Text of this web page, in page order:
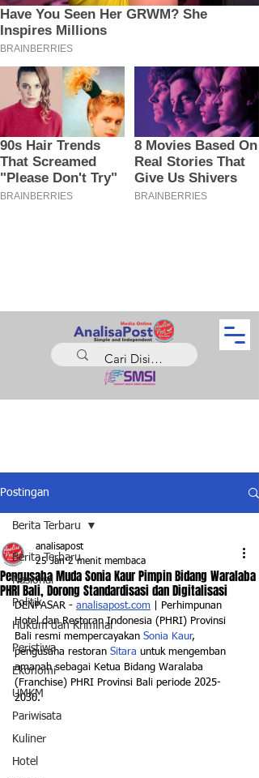
Postingan
Berita Terbaru
Nasional
Politik
Hukum dan Kriminal
Peristiwa
Ekonomi
UMKM
Pariwisata
Kuliner
Hotel
Berita Terbaru
Pengusaha Muda Sonia Kaur Pimpin Bidang Waralaba
PHRI Bali, Dorong Standardisasi dan Digitalisasi
analisapost
25 Jan 2 menit membaca
DENPASAR - analisapost.com | Perhimpunan
Hotel dan Restoran Indonesia (PHRI) Provinsi
Bali resmi mempercayakan Sonia Kaur,
pengusaha restoran Sitara untuk mengemban
amanah sebagai Ketua Bidang Waralaba
(Franchise) PHRI Provinsi Bali periode 2025-
2030.